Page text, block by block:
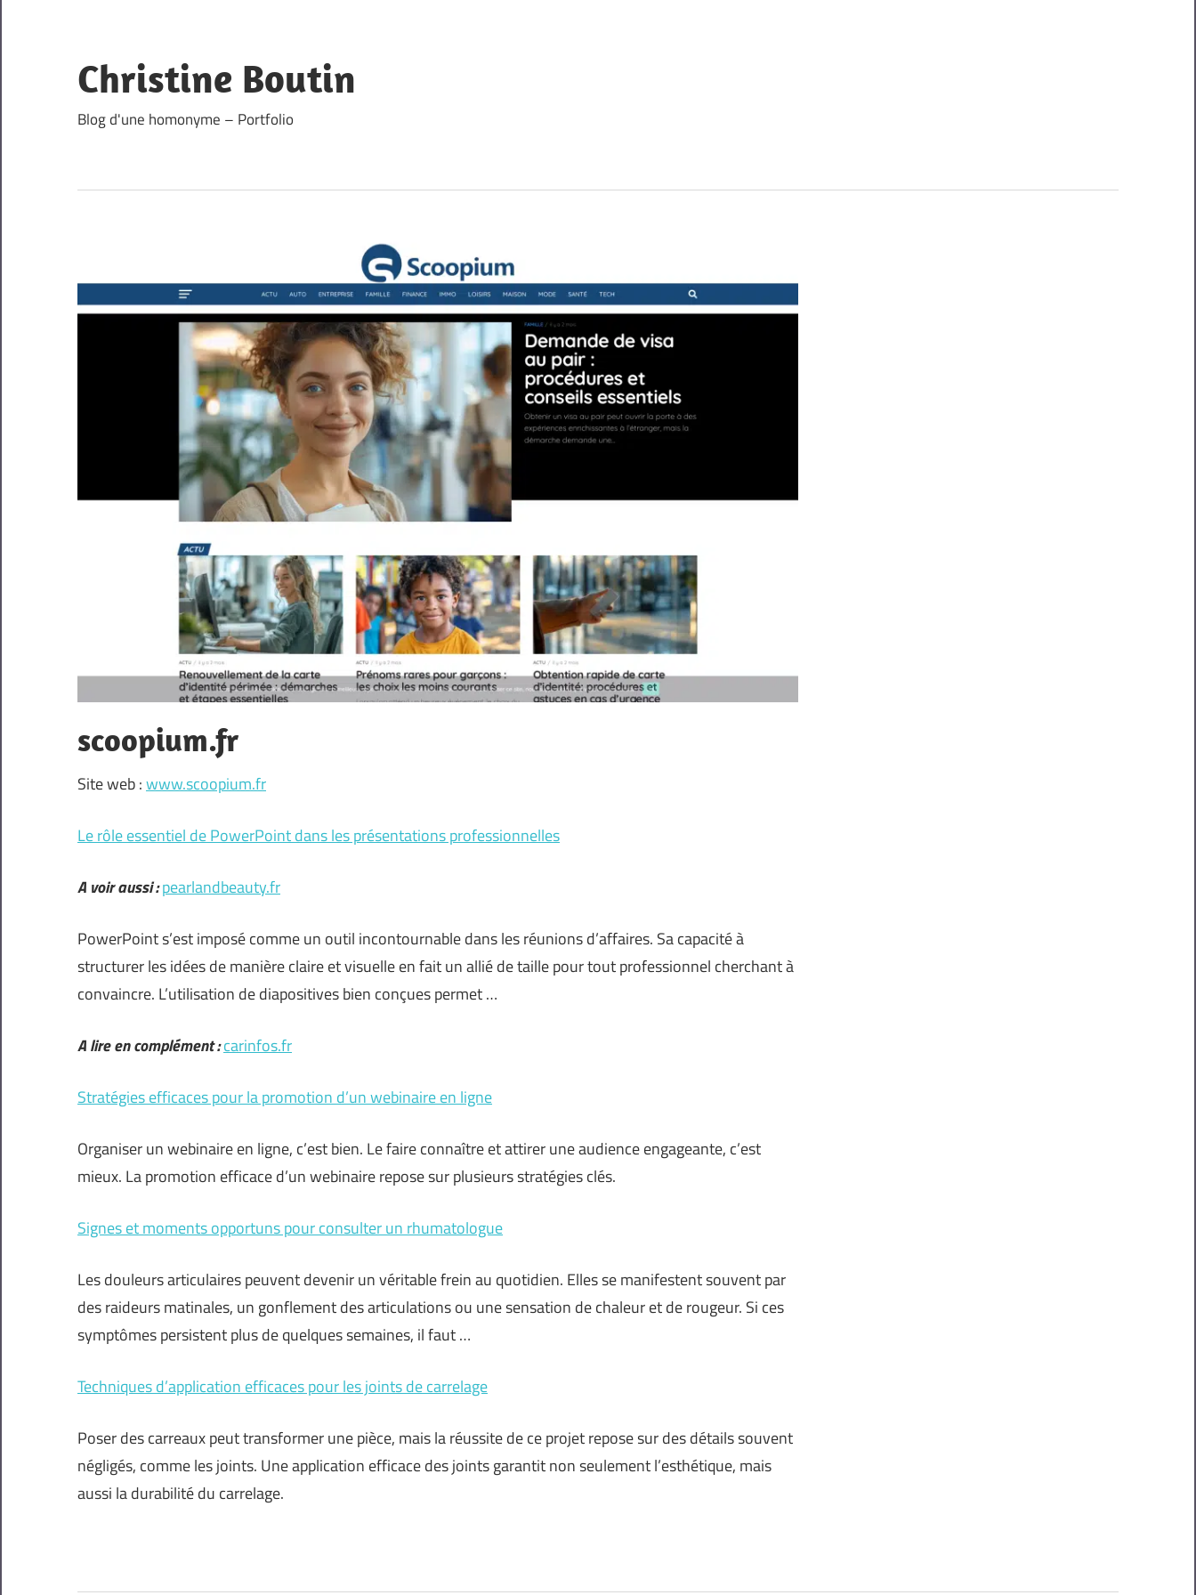
content
Christine Boutin
Blog d'une homonyme – Portfolio
scoopium.fr
Site web :www.scoopium.fr
Le rôle essentiel de PowerPoint dans les présentations professionnelles
A voir aussi :pearlandbeauty.fr
PowerPoint s’est imposé comme un outil incontournable dans les réunions d’affaires. Sa capacité à
structurer les idées de manière claire et visuelle en fait un allié de taille pour tout professionnel cherchant à
convaincre. L’utilisation de diapositives bien conçues permet …
A lire en complément :carinfos.fr
Stratégies efficaces pour la promotion d’un webinaire en ligne
Organiser un webinaire en ligne, c’est bien. Le faire connaître et attirer une audience engageante, c’est
mieux. La promotion efficace d’un webinaire repose sur plusieurs stratégies clés.
Signes et moments opportuns pour consulter un rhumatologue
Les douleurs articulaires peuvent devenir un véritable frein au quotidien. Elles se manifestent souvent par
des raideurs matinales, un gonflement des articulations ou une sensation de chaleur et de rougeur. Si ces
symptômes persistent plus de quelques semaines, il faut …
Techniques d’application efficaces pour les joints de carrelage
Poser des carreaux peut transformer une pièce, mais la réussite de ce projet repose sur des détails souvent
négligés, comme les joints. Une application efficace des joints garantit non seulement l’esthétique, mais
aussi la durabilité du carrelage.